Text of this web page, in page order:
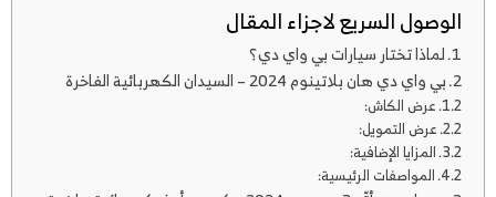
الوصول السريع لاجزاء المقال
لماذا تختار سيارات بي واي دي؟
بي واي دي هان بلاتينوم 2024 – السيدان الكهربائية الفاخرة
عرض الكاش:
عرض التمويل:
المزايا الإضافية:
المواصفات الرئيسية: